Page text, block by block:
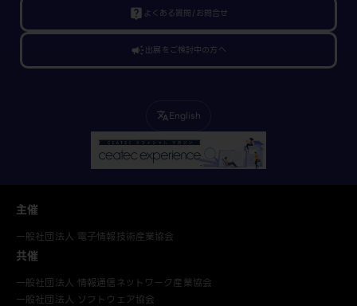
live_help よくある質問/お問合せ
campaign出展をご検討中の方へ
translateEnglish
主催
一般社団法人 電子情報技術産業協会
共催
一般社団法人 情報通信ネットワーク産業協会
一般社団法人 ソフトウェア協会